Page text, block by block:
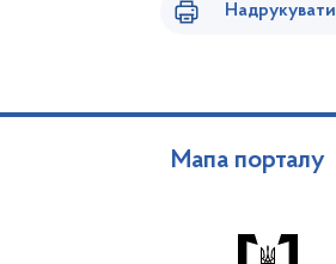
Надрукувати
Мапа порталу